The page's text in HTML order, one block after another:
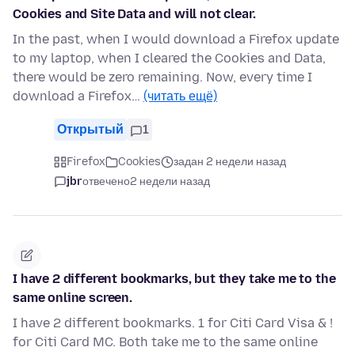
Cookies and Site Data and will not clear.
In the past, when I would download a Firefox update
to my laptop, when I cleared the Cookies and Data,
there would be zero remaining. Now, every time I
download a Firefox… (читать ещё)
Открытый 1
Firefox Cookies
задан 2 недели назад
jbrотвечено2 недели назад
I have 2 different bookmarks, but they take me to the
same online screen.
I have 2 different bookmarks. 1 for Citi Card Visa & !
for Citi Card MC. Both take me to the same online